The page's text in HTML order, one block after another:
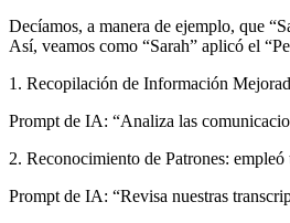
Decíamos, a manera de ejemplo, que
Así, veamos como “Sarah” aplicó el
1. Recopilación de Información
Prompt de IA: “Analiza las
2. Reconocimiento de Patrones:
Prompt de IA: “Revisa nuestras